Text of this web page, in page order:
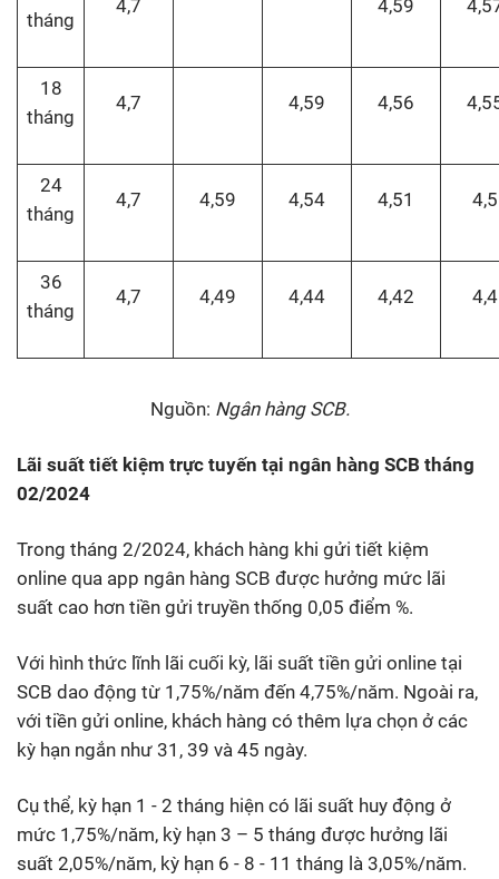
tháng
4,7 4,59
18
tháng
4,7 4,59 4,56
24
tháng
4,7 4,59 4,54 4,51 4,5
36
tháng
4,7 4,49 4,44 4,42 4,4
Nguồn: Ngân hàng SCB.
Lãi suất tiết kiệm trực tuyến tại ngân hàng SCB tháng
02/2024
Trong tháng 2/2024, khách hàng khi gửi tiết kiệm
online qua app ngân hàng SCB được hưởng mức lãi
suất cao hơn tiền gửi truyền thống 0,05 điểm %.
Với hình thức lĩnh lãi cuối kỳ, lãi suất tiền gửi online tại
SCB dao động từ 1,75%/năm đến 4,75%/năm. Ngoài ra,
với tiền gửi online, khách hàng có thêm lựa chọn ở các
kỳ hạn ngắn như 31, 39 và 45 ngày.
Cụ thể, kỳ hạn 1 - 2 tháng hiện có lãi suất huy động ở
mức 1,75%/năm, kỳ hạn 3 – 5 tháng được hưởng lãi
suất 2,05%/năm, kỳ hạn 6 - 8 - 11 tháng là 3,05%/năm.